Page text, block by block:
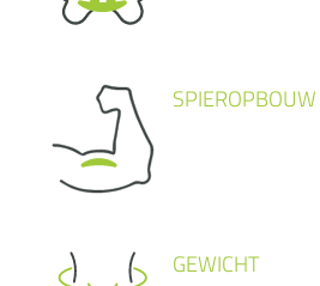
SPIEROPBOUW
GEWICHT